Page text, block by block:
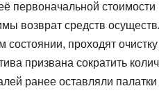
первоначальной
возврат средств
состоянии, проходят
призвана сократить
ранее оставляли палатки